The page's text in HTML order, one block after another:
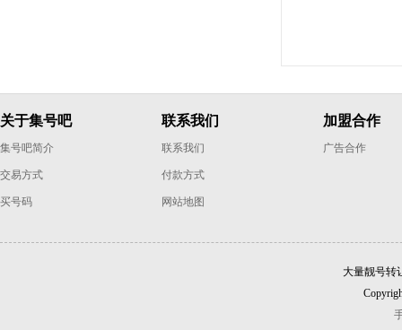
关于集号吧
集号吧简介
交易方式
买号码
联系我们
联系我们
付款方式
网站地图
加盟合作
广告合作
大量靓号转